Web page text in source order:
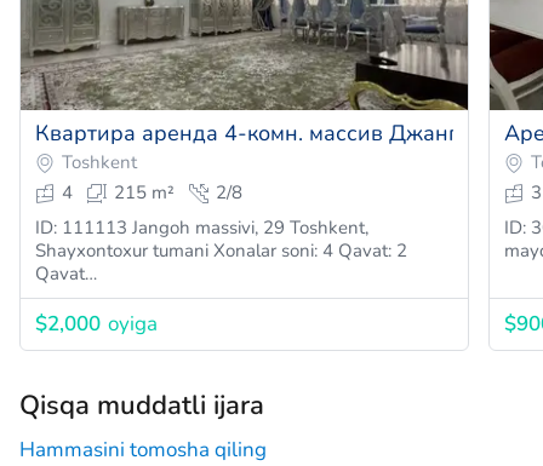
Toshkent
4
215 m²
2/8
ID: 111113 Jangoh massivi, 29 Toshkent,
Shayxontoxur tumani Xonalar soni: 4 Qavat: 2
Qavat…
$2,000 oyiga
3
ID:
Qisqa muddatli ijara
Hammasini tomosha qiling